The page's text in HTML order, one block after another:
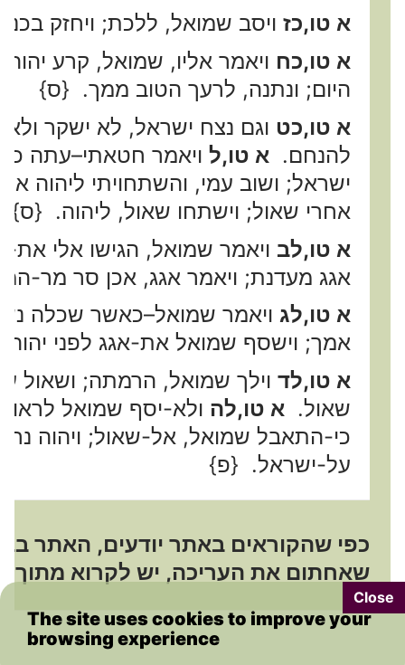
א טו,כז ויסב שמואל, ללכת; ויחזק
א טו,כח ויאמר אליו, שמואל, קרע
היום; ונתנה, לרעך הטוב ממך. {ס}
א טו,כט וגם נצח ישראל, לא ישקר
להנחם.א טו,ל ויאמר חטאתי–עתה
ישראל; ושוב עמי, והשתחויתי ליהוה
אחרי שאול; וישתחו שאול, ליהוה. {ס}
א טו,לב ויאמר שמואל, הגישו אלי את-
אגג מעדנת; ויאמר אגג, אכן סר מר-
א טו,לג ויאמר שמואל–כאשר שכלה
אמך; וישסף שמואל את-אגג לפני
א טו,לד וילך שמואל, הרמתה; ושאול
שאול.א טו,לה ולא-יסף שמואל
כי-התאבל שמואל, אל-שאול; ויהוה
על-ישראל. {פ}
כפי שהקוראים באתר יודעים, האתר
שאחתום את העריכה, יש לקרוא מתוך
The site uses cookies to improve your
browsing experience